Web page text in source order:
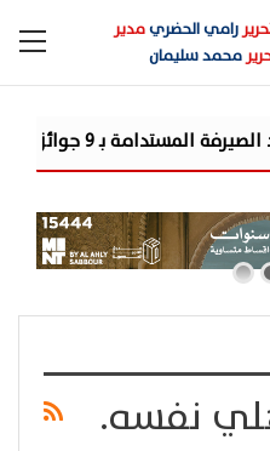
رامي الحضريمدير
محمد سليمان
نفسه.